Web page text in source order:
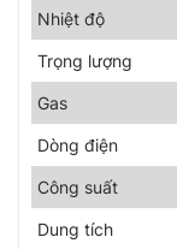
Nhiệt độ
Trọng lượng
Gas
Dòng điện
Công suất
Dung tích